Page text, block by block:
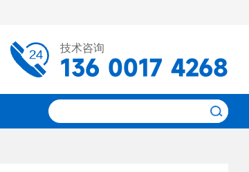
技术咨询
136 0017 4268